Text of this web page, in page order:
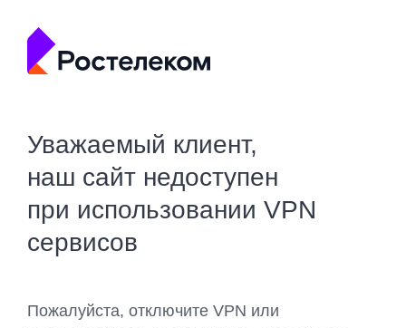
Уважаемый клиент,
наш сайт недоступен
при использовании VPN
сервисов
Пожалуйста, отключите VPN или